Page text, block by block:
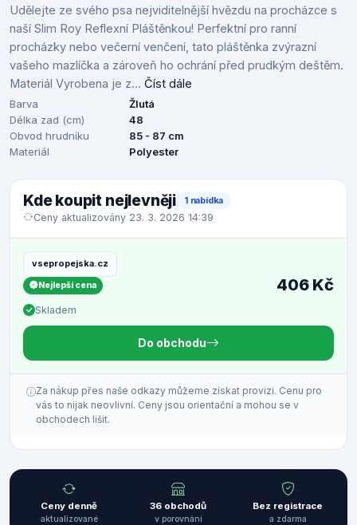
Udělejte ze svého psa nejviditelnější hvězdu na procházce s
naší Slim Roy Reflexní Pláštěnkou! Perfektní pro ranní
procházky nebo večerní venčení, tato pláštěnka zvýrazní
vašeho mazlíčka a zároveň ho ochrání před prudkým deštěm.
Materiál Vyrobena je z... Číst dále
Barva
Žlutá
Délka zad (cm)
48
Obvod hrudníku
85 - 87 cm
Materiál
Polyester
Kde koupit nejlevněji 1 nabídka
Ceny aktualizovány 23. 3. 2026 14:39
vsepropejska.cz
Nejlepší cena
Skladem
406 Kč
Do obchodu
Za nákup přes naše odkazy můžeme získat provizi. Cenu pro
vás to nijak neovlivní. Ceny jsou orientační a mohou se v
obchodech lišit.
Ceny denně
aktualizované
36 obchodů
v porovnání
Bez registrace
a zdarma